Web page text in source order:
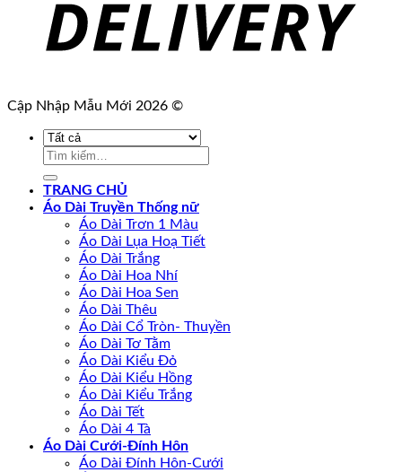
Cập Nhập Mẫu Mới 2026 ©
Tìm
TRANG CHỦ
Áo Dài Truyền Thống nữ
Áo Dài Trơn 1 Màu
Áo Dài Lụa Hoạ Tiết
Áo Dài Trắng
Áo Dài Hoa Nhí
Áo Dài Hoa Sen
Áo Dài Thêu
Áo Dài Cổ Tròn- Thuyền
Áo Dài Tơ Tằm
Áo Dài Kiểu Đỏ
Áo Dài Kiểu Hồng
Áo Dài Kiểu Trắng
Áo Dài Tết
Áo Dài 4 Tà
Áo Dài Cưới-Đính Hôn
Áo Dài Đính Hôn-Cưới